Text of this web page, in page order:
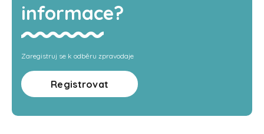
informace?
Zaregistruj se k odběru zpravodaje
Registrovat